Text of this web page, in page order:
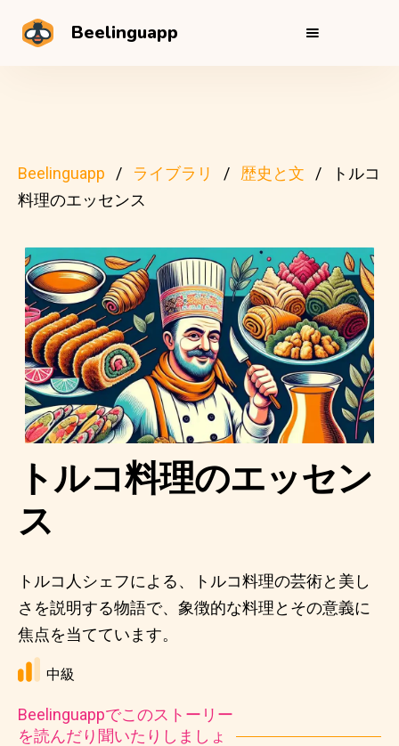
Beelinguapp
Beelinguapp ライブラリ 歴史と文
トルコ
料理のエッセンス
トルコ料理のエッセン
ス
トルコ人シェフによる、トルコ料理の芸術と美し
さを説明する物語で、象徴的な料理とその意義に
焦点を当てています。
中級
Beelinguappでこのストーリー
を読んだり聞いたりしましょ